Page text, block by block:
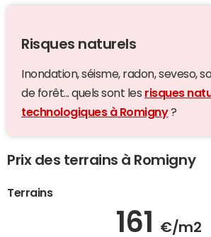
Risques naturels
Inondation, séisme, radon, seveso,
de forêt... quels sont les risques
technologiques à Romigny?
Prix des terrains à Romigny
Terrains
161 €/m2